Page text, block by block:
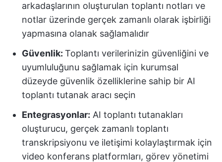
arkadaşlarının oluşturulan toplantı notları ve
notlar üzerinde gerçek zamanlı olarak işbirliği
yapmasına olanak sağlamalıdır
Güvenlik: Toplantı verilerinizin güvenliğini ve
uyumluluğunu sağlamak için kurumsal
düzeyde güvenlik özelliklerine sahip bir AI
toplantı tutanak aracı seçin
Entegrasyonlar: AI toplantı tutanakları
oluşturucu, gerçek zamanlı toplantı
transkripsiyonu ve iletişimi kolaylaştırmak için
video konferans platformları, görev yönetimi